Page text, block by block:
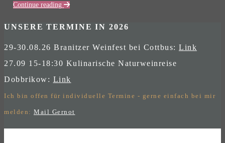
Continue reading
UNSERE TERMINE IN 2026
29-30.08.26 Branitzer Weinfest bei Cottbus: Link
27.09 15-18:30 Kulinarische Naturweinreise
Dobbrikow: Link
Ich bin offen für individuelle Termine - gerne einfach bei mir
melden: Mail Gernot